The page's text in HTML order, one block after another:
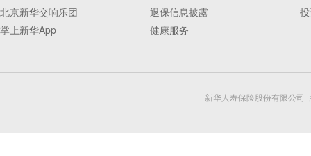
北京新华交响乐团
掌上新华App
退保信息披露
健康服务
新华人寿保险股份有限公